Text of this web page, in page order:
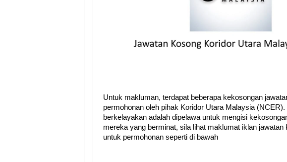
Untuk makluman, terdapat beberapa kekosongan
permohonan oleh pihak Koridor Utara Malaysia
berkelayakan adalah dipelawa untuk mengisi
mereka yang berminat, sila lihat maklumat iklan jawatan
untuk permohonan seperti di bawah